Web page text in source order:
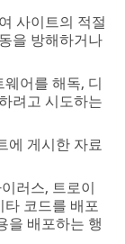
사이트의 적절
을 방해하거나
어를 해독, 디
려고 시도하는
에 게시한 자료
러스, 트로이
코드를 배포
을 배포하는 행